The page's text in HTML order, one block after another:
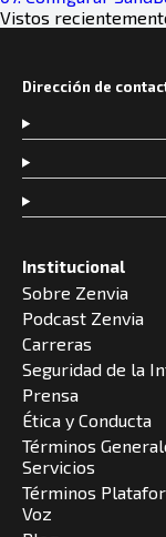
Vistos
Institucional
Sobre Zenvia
Podcast Zenvia
Carreras
Seguridad de la
Prensa
Ética y Conducta
Términos
Servicios
Términos
Voz
Dirección de